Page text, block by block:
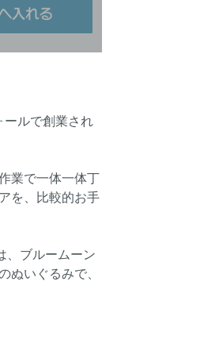
ルで創業され
業で一体一体丁
を、比較的お手
、ブルームーン
ぬいぐるみで、